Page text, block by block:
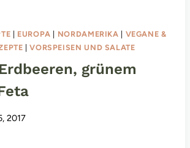
| EUROPA | NORDAMERIKA | VEGANE &
|VORSPEISEN UND SALATE
grünem
2017